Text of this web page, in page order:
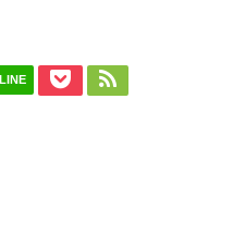
LINE